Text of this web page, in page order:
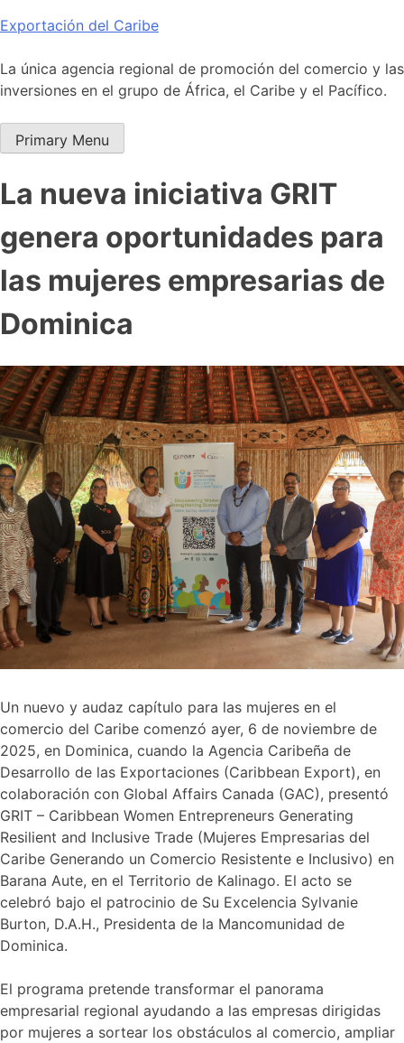
Skip
content
Exportación del Caribe
La única agencia regional de promoción del comercio y las
inversiones en el grupo de África, el Caribe y el Pacífico.
Primary Menu
La nueva iniciativa GRIT
genera oportunidades para
las mujeres empresarias de
Dominica
Un nuevo y audaz capítulo para las mujeres en el
comercio del Caribe comenzó ayer, 6 de noviembre de
2025, en Dominica, cuando la Agencia Caribeña de
Desarrollo de las Exportaciones (Caribbean Export), en
colaboración con Global Affairs Canada (GAC), presentó
GRIT – Caribbean Women Entrepreneurs Generating
Resilient and Inclusive Trade (Mujeres Empresarias del
Caribe Generando un Comercio Resistente e Inclusivo) en
Barana Aute, en el Territorio de Kalinago. El acto se
celebró bajo el patrocinio de Su Excelencia Sylvanie
Burton, D.A.H., Presidenta de la Mancomunidad de
Dominica.
El programa pretende transformar el panorama
empresarial regional ayudando a las empresas dirigidas
por mujeres a sortear los obstáculos al comercio, ampliar